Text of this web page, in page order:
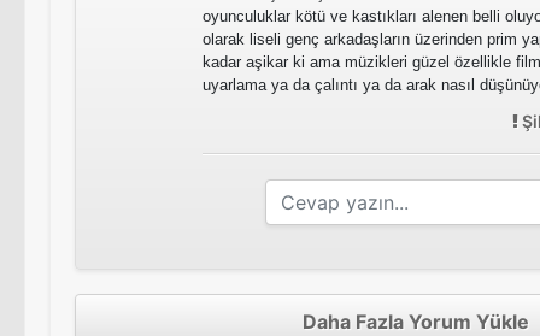
oyunculuklar kötü ve kastıkları alenen belli
olarak liseli genç arkadaşların üzerinden prim
kadar aşikar ki ama müzikleri güzel özellikle
uyarlama ya da çalıntı ya da arak nasıl
Daha Fazla Yorum Yükle